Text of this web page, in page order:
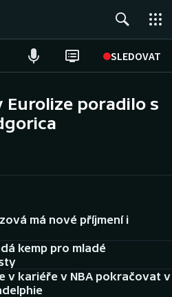
SLEDOVAT
Eurolize poradilo s
má nové příjmení i
kemp pro mladé
v kariéře v NBA pokračovat v